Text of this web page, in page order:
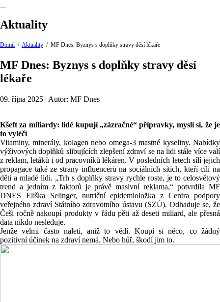
Aktuality
Domů / Aktuality / MF Dnes: Byznys s doplňky stravy děsí lékaře
MF Dnes: Byznys s doplňky stravy děsí
lékaře
09. října 2025 | Autor: MF Dnes
Kšeft za miliardy: lidé kupují „zázračné“ přípravky, myslí si, že je
to vyléčí
Vitaminy, minerály, kolagen nebo omega-3 mastné kyseliny. Nabídky
výživových doplňků slibujících zlepšení zdraví se na lidi stále více valí
z reklam, letáků i od pracovníků lékáren. V posledních letech sílí jejich
propagace také ze strany influencerů na sociálních sítích, kteří cílí na
děti a mladé lidi. „Trh s doplňky stravy rychle roste, je to celosvětový
trend a jedním z faktorů je právě masivní reklama,“ potvrdila MF
DNES Eliška Selinger, nutriční epidemioložka z Centra podpory
veřejného zdraví Státního zdravotního ústavu (SZÚ). Odhaduje se, že
Češi ročně nakoupí produkty v řádu pěti až deseti miliard, ale přesná
data nikdo nesleduje.
Jenže velmi často naletí, aniž to vědí. Koupí si něco, co žádný
pozitivní účinek na zdraví nemá. Nebo hůř, škodí jim to.